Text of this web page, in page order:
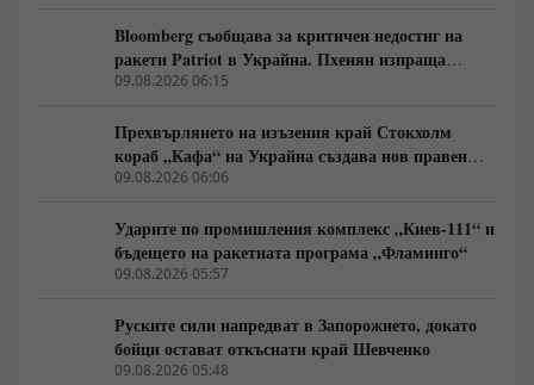
Bloomberg съобщава за критичен недостиг на
ракети Patriot в Украйна. Пхенян изпраща
войски в Русия в замяна на военни технологии
09.08.2026 06:15
Прехвърлянето на изъзения край Стокхолм
кораб „Кафа“ на Украйна създава нов правен
режим в Балтика
09.08.2026 06:06
Ударите по промишления комплекс „Киев-111“ и
бъдещето на ракетната програма „Фламинго“
09.08.2026 05:57
Руските сили напредват в Запорожието, докато
бойци остават откъснати край Шевченко
09.08.2026 05:48